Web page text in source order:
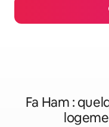
Fa Ham :